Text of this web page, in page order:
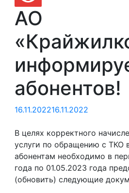
АО
абонентов!
16.11.202216.11.2022
В целях корректного
услуги по обращению с ТКО
абонентам необходимо в
года по 01.05.2023 года
(обновить) следующие